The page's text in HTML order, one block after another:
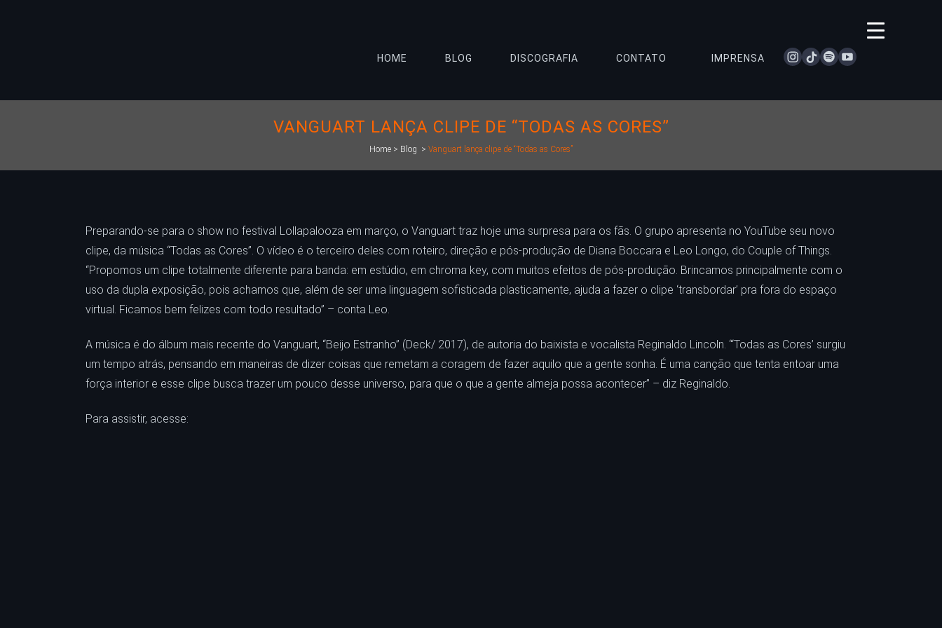
instagram
tiktokspotifyyoutube
HOME BLOG DISCOGRAFIA CONTATO IMPRENSA
VANGUART LANÇA CLIPE DE “TODAS AS CORES”
Home > Blog > Vanguart lança clipe de “Todas as Cores”
Preparando-se para o show no festival Lollapalooza em março, o Vanguart traz hoje uma surpresa para os fãs. O grupo apresenta no YouTube seu novo
clipe, da música “Todas as Cores”. O vídeo é o terceiro deles com roteiro, direção e pós-produção de Diana Boccara e Leo Longo, do Couple of Things.
“Propomos um clipe totalmente diferente para banda: em estúdio, em chroma key, com muitos efeitos de pós-produção. Brincamos principalmente com o
uso da dupla exposição, pois achamos que, além de ser uma linguagem sofisticada plasticamente, ajuda a fazer o clipe ‘transbordar’ pra fora do espaço
virtual. Ficamos bem felizes com todo resultado” – conta Leo.
A música é do álbum mais recente do Vanguart, “Beijo Estranho” (Deck/ 2017), de autoria do baixista e vocalista Reginaldo Lincoln. “‘Todas as Cores’ surgiu
um tempo atrás, pensando em maneiras de dizer coisas que remetam a coragem de fazer aquilo que a gente sonha. É uma canção que tenta entoar uma
força interior e esse clipe busca trazer um pouco desse universo, para que o que a gente almeja possa acontecer” – diz Reginaldo.
Para assistir, acesse: